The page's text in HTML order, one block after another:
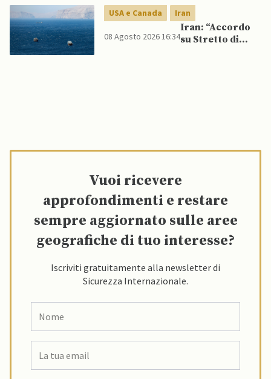
dopo raid
israeliani nel Sud
USA e Canada Iran
08 Agosto 2026 16:34
Iran: “Accordo
su Stretto di
Vuoi ricevere
approfondimenti e restare
sempre aggiornato sulle aree
geografiche di tuo interesse?
Iscriviti gratuitamente alla newsletter di
Sicurezza Internazionale.